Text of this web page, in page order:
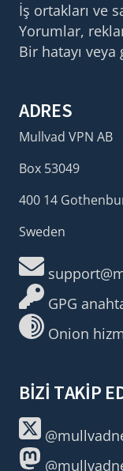
İş ortakları ve
Yorumlar,
Bir hatayı veya
ADRES
Mullvad VPN AB
Box 53049
400 14
Sweden
GPG
Onion
BIZI TAKIP